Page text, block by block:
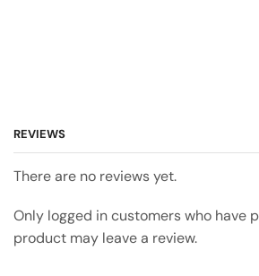
REVIEWS
There are no reviews yet.
Only logged in customers who have
product may leave a review.